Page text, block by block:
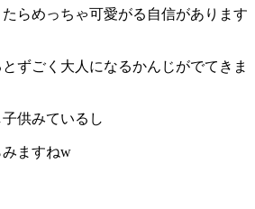
らめっちゃ可愛がる自信があります
ずごく大人になるかんじがでてきま
供みているし
ますねw